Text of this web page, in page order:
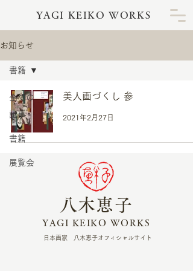
YAGI KEIKO WORKS
お知らせ
全ての
記事
書籍
展覧会
書籍
美人画づくし 参
2021年2月27日
YAGI KEIKO WORKS
八木恵子
日本画家 八木恵子オフィシャルサイト